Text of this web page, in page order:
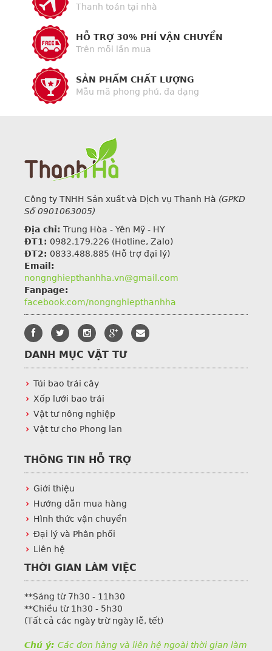
Thanh toán tại nhà
HỖ TRỢ 30% PHÍ VẬN CHUYỂN
Trên mỗi lần mua
SẢN PHẨM CHẤT LƯỢNG
Mẫu mã phong phú, đa dạng
Công ty TNHH Sản xuất và Dịch vụ Thanh Hà (GPKD
Số 0901063005)
Địa chỉ: Trung Hòa - Yên Mỹ - HY
ĐT1: 0982.179.226 (Hotline, Zalo)
ĐT2: 0833.488.885 (Hỗ trợ đại lý)
Email:
nongnghiepthanhha.vn@gmail.com
Fanpage:
facebook.com/nongnghiepthanhha
DANH MỤC VẬT TƯ
Túi bao trái cây
Xốp lưới bao trái
Vật tư nông nghiệp
Vật tư cho Phong lan
THÔNG TIN HỖ TRỢ
Giới thiệu
Hướng dẫn mua hàng
Hình thức vận chuyển
Đại lý và Phân phối
Liên hệ
THỜI GIAN LÀM VIỆC
**Sáng từ 7h30 - 11h30
**Chiều từ 1h30 - 5h30
(Tất cả các ngày trừ ngày lễ, tết)
Chú ý: Các đơn hàng và liên hệ ngoài thời gian làm